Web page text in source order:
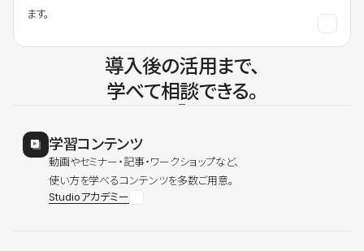
ます。
導入後の活用まで、
学べて相談できる。
学習コンテンツ
動画やセミナー・記事・ワークショップなど、
使い方を学べるコンテンツを多数ご用意。
Studioアカデミー